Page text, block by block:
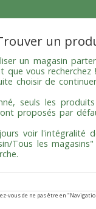
un
un magasin
que vous recherchez
choisir de
seuls les
proposés par
voir l'intégralité
Tous les
vous de ne pas être en